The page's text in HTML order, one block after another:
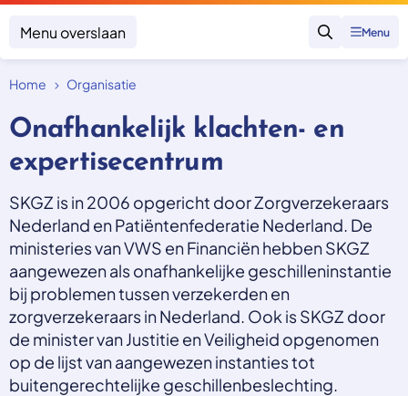
Menu overslaan
Zoeken
Menu
Klacht indienen
Onderwerpen
Zorgverzekering betalen
Vergoeding van zorg
Zorg in het buitenland
Nieuw in Nederland
Geen zorgverzekering
Focus en impact
Uitspraken
Trainingen
Over SKGZ
Nieuws
Casussen
Vacatures
Home Organisatie
Onafhankelijk klachten- en
expertisecentrum
SKGZ is in 2006 opgericht door Zorgverzekeraars
Nederland en Patiëntenfederatie Nederland. De
ministeries van VWS en Financiën hebben SKGZ
aangewezen als onafhankelijke geschilleninstantie
bij problemen tussen verzekerden en
zorgverzekeraars in Nederland. Ook is SKGZ door
de minister van Justitie en Veiligheid opgenomen
op de lijst van aangewezen instanties tot
buitengerechtelijke geschillenbeslechting.